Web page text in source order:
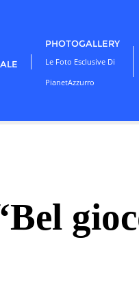
PHOTOGALLERY
Le Foto Esclusive Di
PianetAzzurro